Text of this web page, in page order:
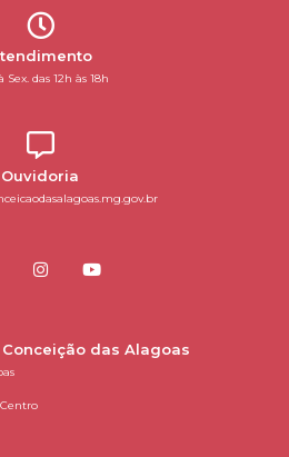
Sex. das 12h às 18h
Ouvidoria
das Alagoas